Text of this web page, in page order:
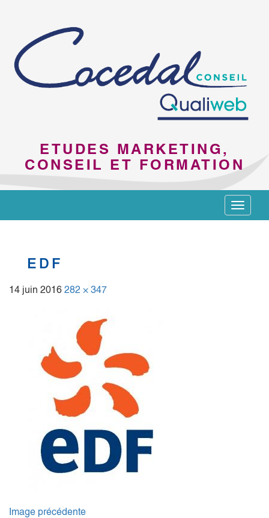
ETUDES MARKETING,
CONSEIL ET FORMATION
Toggle
EDF
14 juin 2016 282 × 347
Image précédente